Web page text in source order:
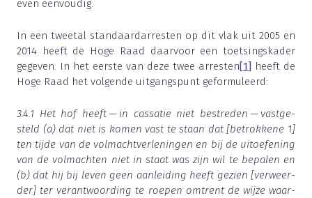
even eenvoudig.
In een twee­tal stan­daard­ar­res­ten op dit vlak uit 2005 en
2014 heeft de Hoge Raad daar­voor een toet­sings­ka­der
gege­ven. In het eer­ste van deze twee arres­ten[1] heeft de
Hoge Raad het vol­gen­de uit­gangs­punt geformuleerd:
34 1 Het hof heeft — in cas­sa­tie niet bestre­den — vast­ge­
steld (a) dat niet is komen vast te staan dat [betrok­ke­ne 1]
ten tij­de van de vol­macht­ver­le­nin­gen en bij de uit­oe­fe­ning
van de vol­mach­ten niet in staat was zijn wil te bepa­len en
(b) dat hij bij leven geen aan­lei­ding heeft gezien [ver­weer­
der] ter ver­ant­woor­ding te roe­pen omtrent de wij­ze waar­